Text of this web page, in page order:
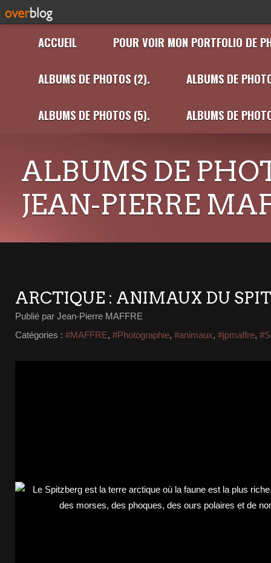
ACCUEIL POUR VOIR MON PORTFOLIO DE
ALBUMS DE PHOTOS (2). ALBUMS DE
ALBUMS DE PHOTOS (5). ALBUMS DE
ALBUMS DE
JEAN-PIERRE
ARCTIQUE : ANIMAUX DU
Publié par Jean-Pierre MAFFRE
Catégories : #MAFFRE, #Photographie, #animaux, #jpmaffre,